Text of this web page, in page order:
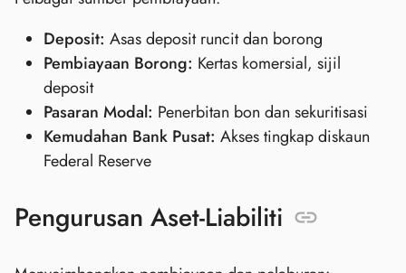
Deposit: Asas deposit runcit dan borong
Pembiayaan Borong: Kertas komersial, sijil
deposit
Pasaran Modal: Penerbitan bon dan sekuritisasi
Kemudahan Bank Pusat: Akses tingkap diskaun
Federal Reserve
Pengurusan Aset-Liabiliti